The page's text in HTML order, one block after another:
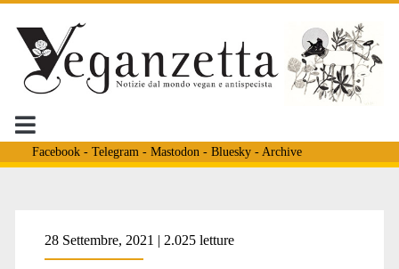
Facebook- Telegram - Mastodon - Bluesky- Archive
Tag:
28 Settembre, 2021 | 2.025 letture